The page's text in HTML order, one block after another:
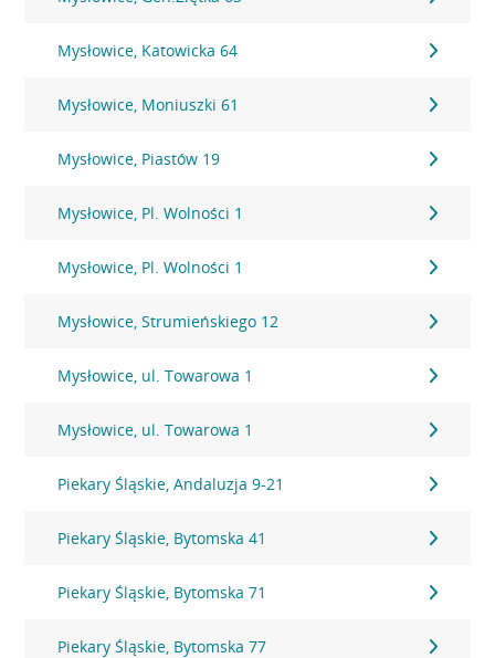
Mysłowice, Katowicka 64
Mysłowice, Moniuszki 61
Mysłowice, Piastów 19
Mysłowice, Pl. Wolności 1
Mysłowice, Pl. Wolności 1
Mysłowice, Strumieńskiego 12
Mysłowice, ul. Towarowa 1
Mysłowice, ul. Towarowa 1
Piekary Śląskie, Andaluzja 9-21
Piekary Śląskie, Bytomska 41
Piekary Śląskie, Bytomska 71
Piekary Śląskie, Bytomska 77